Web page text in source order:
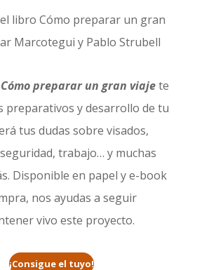
Cómo preparar un gran viajete
preparativos y desarrollo de tu
tus dudas sobre visados,
trabajo… y muchas
Disponible en papel y e-book
nos ayudas a seguir
vivo este proyecto.
¡Consigue el tuyo!